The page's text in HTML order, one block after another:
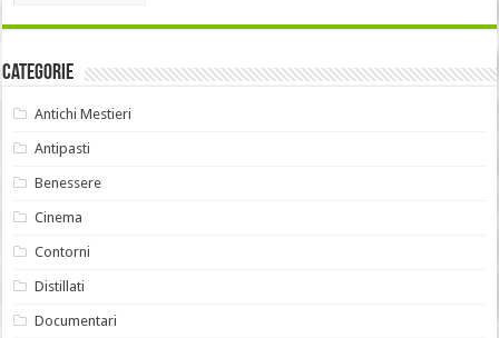
Categorie
Antichi Mestieri
Antipasti
Benessere
Cinema
Contorni
Distillati
Documentari